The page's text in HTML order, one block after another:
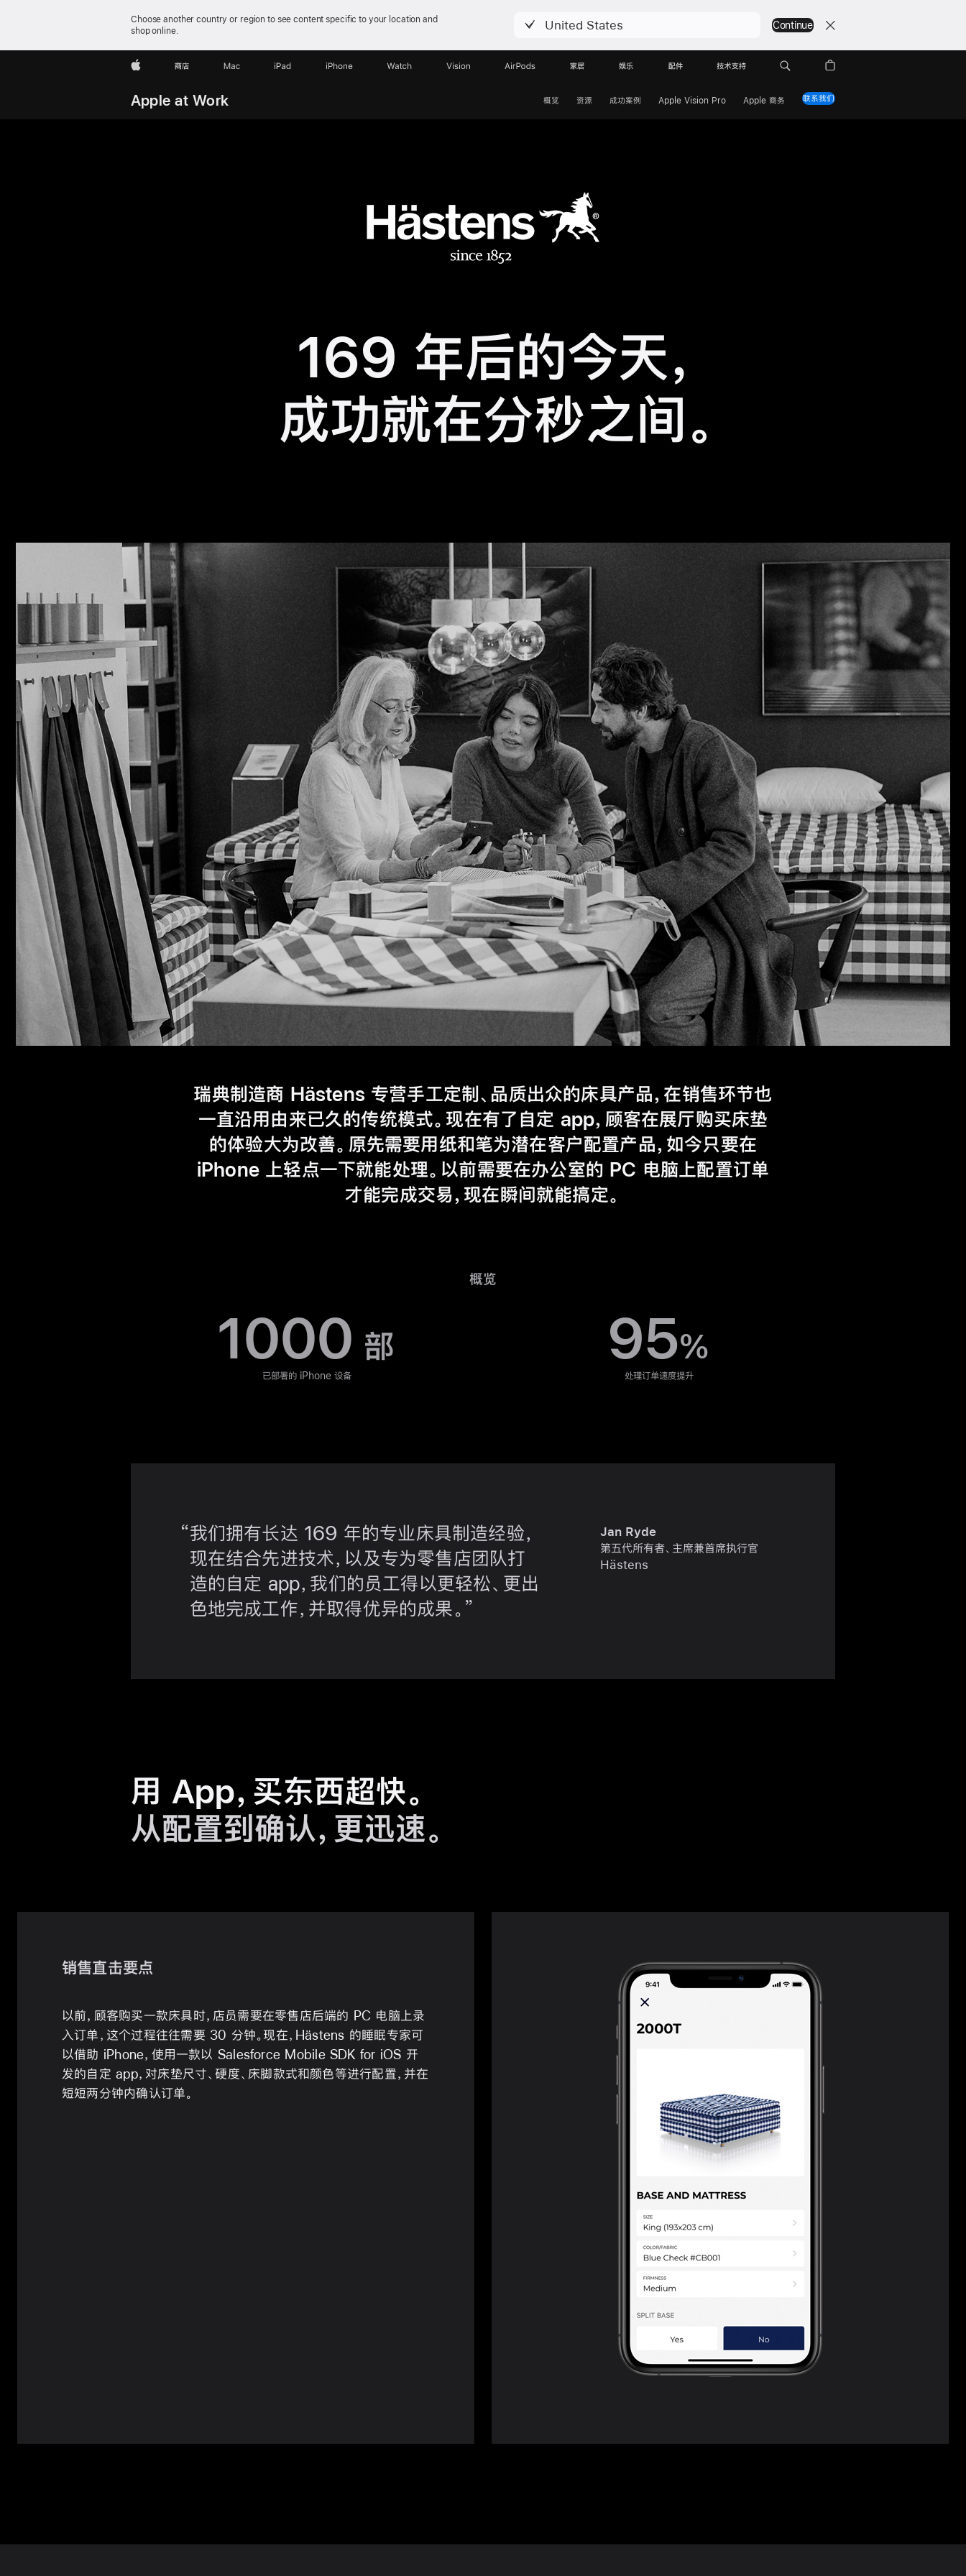
Choose another country or region to see content specific to your location and
shop online.
United States Continue
Apple 商店 Mac iPad iPhone Watch Vision AirPods 家居 娱乐 配件 技术支持
Apple at Work 概览 资源 成功案例 Apple Vision Pro Apple 商务 联系我们
169 年后的今天，
成功就在分秒之间 。
瑞典制造商 Hӓstens 专营手工定制、品质出众的床具产品，在销售环节也
一直沿用由来已久的传统模式。现在有了自定 app，顾客在展厅购买床垫
的体验大为改善。原先需要用纸和笔为潜在客户配置产品，如今只要在
iPhone 上轻点一下就能处理。以前需要在办公室的 PC 电脑上配置订单
才能完成交易，现在瞬间就能搞定。
概览
1000 部
已部署的 iPhone 设备
95%
处理订单速度提升
我们拥有长达 169 年的专业床具制造经验，
现在结合先进技术，以及专为零售店团队打
造的自定 app，我们的员工得以更轻松、更出
色地完成工作，并取得优异的成果。
Jan Ryde
第五代所有者、主席兼首席执行官
Hӓstens
用 App，买东西超快。
从配置到确认，更迅速。
销售直击要点
以前，顾客购买一款床具时，店员需要在零售店后端的 PC 电脑上录
入订单，这个过程往往需要 30 分钟。现在，Hӓstens 的睡眠专家可
以借助 iPhone，使用一款以 Salesforce Mobile SDK for iOS 开
发的自定 app，对床垫尺寸、硬度、床脚款式和颜色等进行配置，并在
短短两分钟内确认订单。